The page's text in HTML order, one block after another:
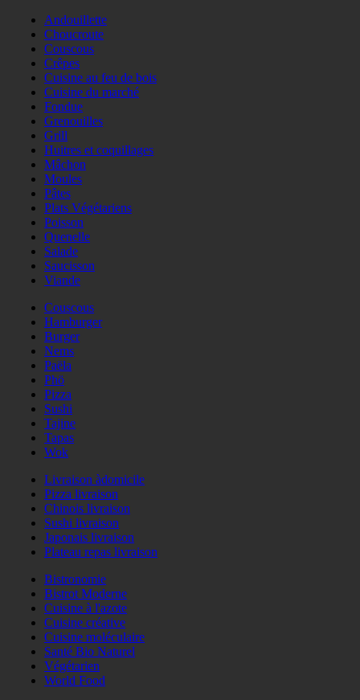
Andouillette
Choucroute
Couscous
Crêpes
Cuisine au feu de bois
Cuisine du marché
Fondue
Grenouilles
Grill
Huitres et coquillages
Mâchon
Moules
Pâtes
Plats Végétariens
Poisson
Quenelle
Salade
Saucisson
Viande
Couscous
Hamburger
Burger
Nems
Paëla
Phö
Pizza
Sushi
Tajine
Tapas
Wok
Livraison àdomicile
Pizza livraison
Chinois livraison
Sushi livraison
Japonais livraison
Plateau repas livraison
Bistronomie
Bistrot Moderne
Cuisine à l'azote
Cuisine créative
Cuisine moléculaire
Santé Bio Naturel
Végétarien
World Food